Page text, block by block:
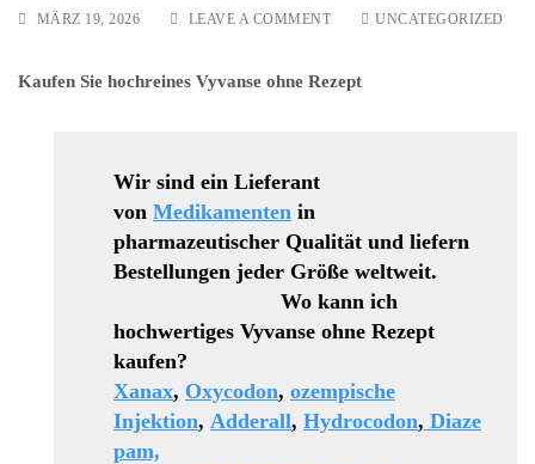
MÄRZ 19, 2026 LEAVE A COMMENTON
MG/50
UNCATEGORIZED
Kaufen Sie hochreines Vyvanse ohne Rezept
Wir sind ein Lieferant
von Medikamenten in
pharmazeutischer Qualität und liefern
Bestellungen jeder Größe weltweit.
Wo kann ich
hochwertiges Vyvanse ohne Rezept
kaufen?
Xanax, Oxycodon, ozempische
Injektion, Adderall, Hydrocodon, Diaze
pam,